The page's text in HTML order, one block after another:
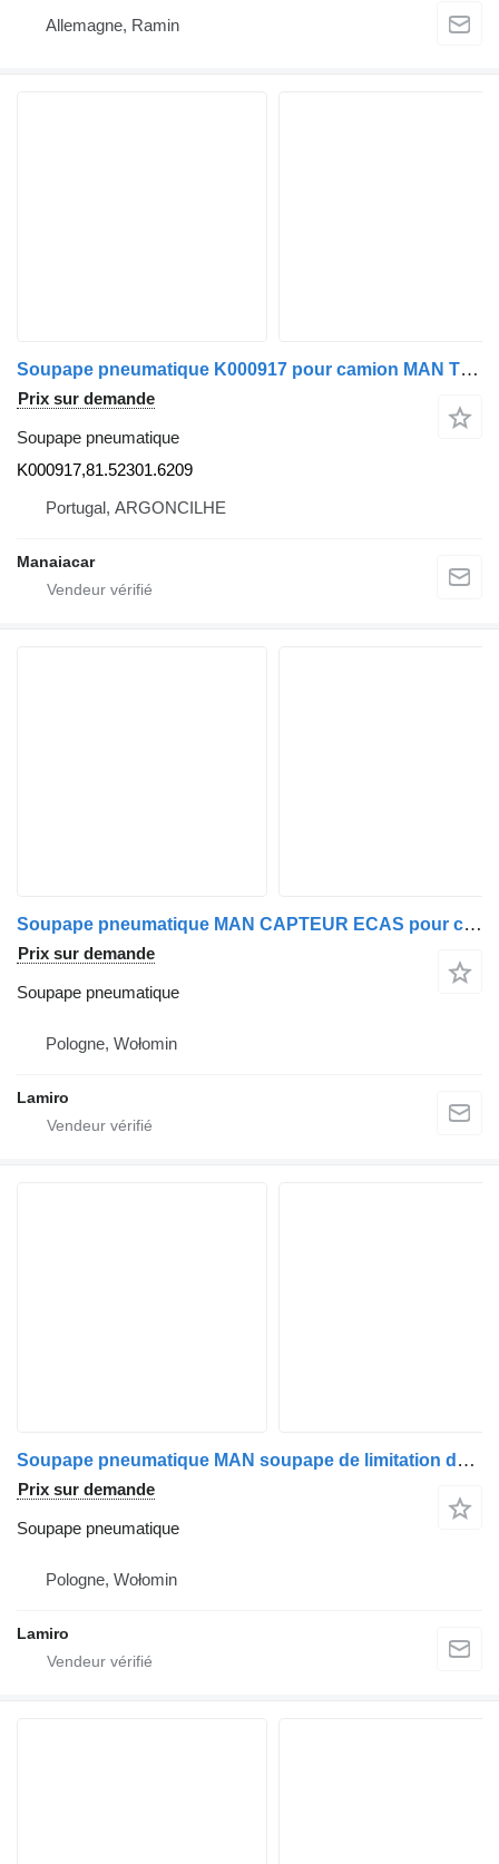
Allemagne, Ramin
Soupape pneumatique K000917 pour camion MAN TGA | 00
Prix sur demande
Soupape pneumatique
K000917,81.52301.6209
Portugal, ARGONCILHE
Manaiacar
Soupape pneumatique MAN CAPTEUR ECAS pour camion MAN TGA
Prix sur demande
Soupape pneumatique
Pologne, Wołomin
Lamiro
Soupape pneumatique MAN soupape de limitation de pression pour camion MAN TGA / TGM / TGL
Prix sur demande
Soupape pneumatique
Pologne, Wołomin
Lamiro